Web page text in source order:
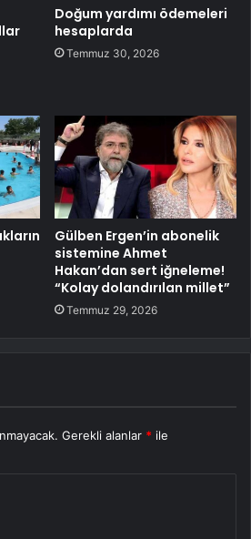
Doğum yardımı ödemeleri
hesaplarda
Temmuz 30, 2026
Gülben Ergen’in abonelik
sistemine Ahmet
Hakan’dan sert iğneleme!
“Kolay dolandırılan millet”
Temmuz 29, 2026
Gerekli alanlar * ile